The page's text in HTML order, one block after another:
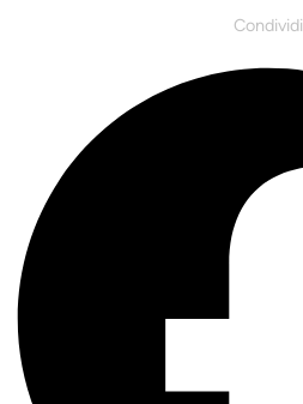
Condividi